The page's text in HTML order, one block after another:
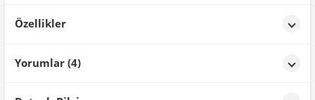
Özellikler
Yorumlar (4)